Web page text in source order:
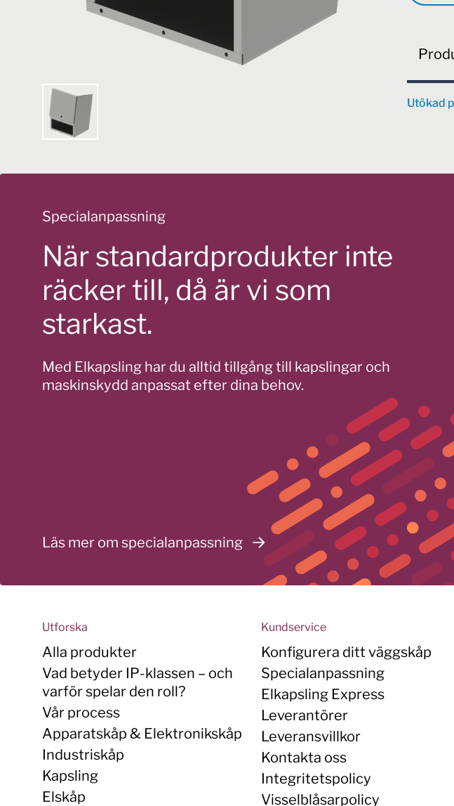
Utökad
Specialanpassning
När standardprodukter inte
räcker till, då är vi som
starkast.
Med Elkapsling har du alltid tillgång till kapslingar och
maskinskydd anpassat efter dina behov.
Läs mer om specialanpassning
Utforska
Alla produkter
Vad betyder IP-klassen – och
varför spelar den roll?
Vår process
Apparatskåp & Elektronikskåp
Industriskåp
Kapsling
Elskåp
Kundservice
Konfigurera ditt väggskåp
Specialanpassning
Elkapsling Express
Leverantörer
Leveransvillkor
Kontakta oss
Integritetspolicy
Visselblåsarpolicy